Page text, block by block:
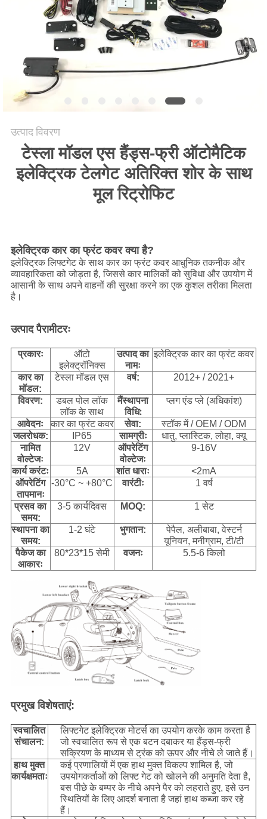
PRIVACY
POLICY
उत्पाद विवरण
टेस्ला मॉडल एस हैंड्स-फ्री ऑटोमैटिक
इलेक्ट्रिक टेलगेट अतिरिक्त शोर के साथ
मूल रिट्रोफिट
इलेक्ट्रिक कार का फ्रंट कवर क्या है?
इलेक्ट्रिक लिफ्टगेट के साथ कार का फ्रंट कवर आधुनिक तकनीक और
व्यावहारिकता को जोड़ता है, जिससे कार मालिकों को सुविधा और उपयोग में
आसानी के साथ अपने वाहनों की सुरक्षा करने का एक कुशल तरीका मिलता
है।
उत्पाद पैरामीटरः
प्रकारः
ऑटो
इलेक्ट्रॉनिक्स
उत्पाद का
नामः
इलेक्ट्रिक कार का फ्रंट कवर
कार का
मॉडल:
टेस्ला मॉडल एस वर्ष: 2012+ / 2021+
विवरण:
डबल पोल लॉक
लॉक के साथ
मैंस्थापना
विधि:
प्लग एंड प्ले (अधिकांश)
आवेदनः कार का फ्रंट कवर सेवा:
स्टॉक में / OEM / ODM
जलरोधक:
IP65 सामग्रीः
धातु, प्लास्टिक, लोहा, क्यू
नामित
वोल्टेजः
12V
ऑपरेटिंग
वोल्टेजः
9-16V
कार्य करंटः 5A शांत धाराः
<2mA
ऑपरेटिंग
तापमानः
-30°C ~ +80°C वारंटीः 1 वर्ष
प्रसव का
समय:
3-5 कार्यदिवस MOQ: 1 सेट
स्थापना का
समय:
1-2 घंटे भुगतान:
पेपैल, अलीबाबा, वेस्टर्न
यूनियन, मनीग्राम, टी/टी
पैकेज का
आकारः
80*23*15 सेमी वजनः 5.5-6 किलो
प्रमुख विशेषताएं:
स्वचालित
संचालन:
लिफ्टगेट इलेक्ट्रिक मोटर्स का उपयोग करके काम करता है
जो स्वचालित रूप से एक बटन दबाकर या हैंड्स-फ्री
सक्रियण के माध्यम से ट्रंक को ऊपर और नीचे ले जाते हैं।
हाथ मुक्त
कार्यक्षमताः
कई प्रणालियों में एक हाथ मुक्त विकल्प शामिल है, जो
उपयोगकर्ताओं को लिफ्ट गेट को खोलने की अनुमति देता है,
बस पीछे के बम्पर के नीचे अपने पैर को लहराते हुए, इसे उन
स्थितियों के लिए आदर्श बनाता है जहां हाथ कब्जा कर रहे
हैं।